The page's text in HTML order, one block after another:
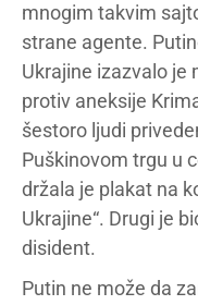
mnogim takvim
strane agente.
Ukrajine izazvalo je
protiv aneksije
šestoro ljudi
Puškinovom trgu u
držala je plakat na
Ukrajine“. Drugi je
disident.
Putin ne može da